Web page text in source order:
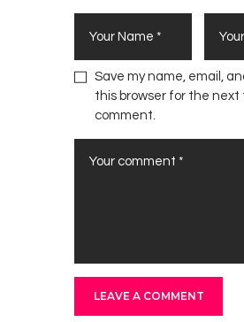
Save my name, email,
this browser for the next
comment.